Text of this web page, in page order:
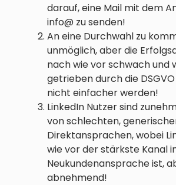
darauf, eine Mail mit dem
info@ zu senden!
An eine Durchwahl zu
unmöglich, aber die
nach wie vor schwach und
getrieben durch die
nicht einfacher werden!
LinkedIn Nutzer sind
von schlechten,
Direktansprachen, wobei
wie vor der stärkste Kanal
Neukundenansprache ist,
abnehmend!